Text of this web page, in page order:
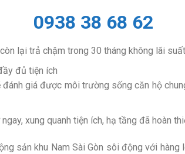
0938 38 68 62
lại trả chậm trong 30 tháng không lãi suất
đủ tiện ích
đánh giá được môi trường sống căn hộ
xung quanh tiện ích, hạ tầng đã hoàn
sản khu Nam Sài Gòn sôi động với hàng